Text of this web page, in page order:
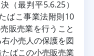
（最判平5.6.25）
ばこ事業法附則10
販売業を行うこと
小売人の保護を図
ばこの小売販売業